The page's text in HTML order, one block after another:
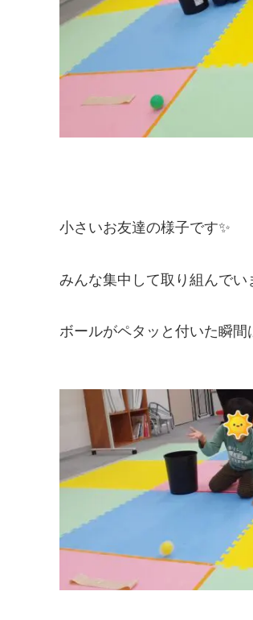
小さいお友達の様子です✨
みんな集中して取り組んでい
ボールがペタッと付いた瞬